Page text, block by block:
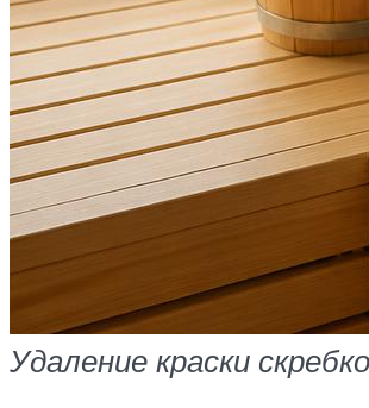
Удаление краски